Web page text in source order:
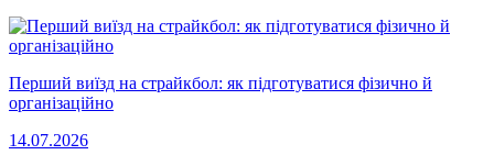
Перший виїзд на страйкбол: як підготуватися фізично й
організаційно
14.07.2026